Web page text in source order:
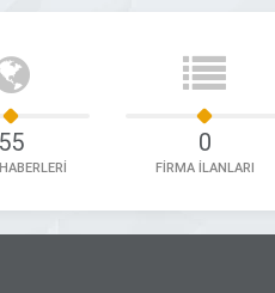
55 0
FİRMA İLANLARI